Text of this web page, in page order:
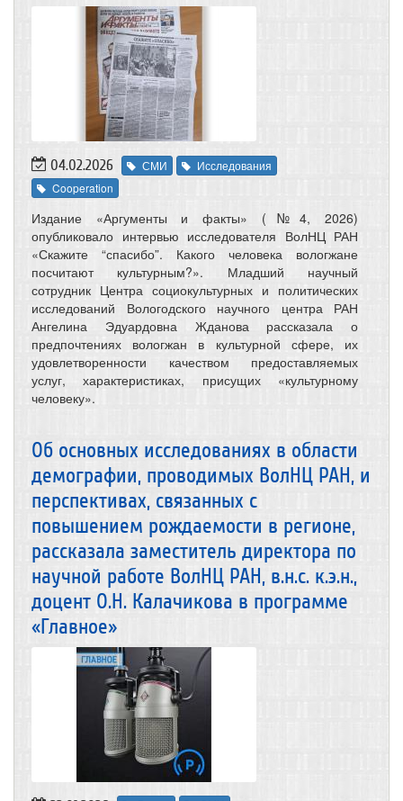
04.02.2026 СМИ
Исследования
Cooperation
Издание «Аргументы и факты» (№4, 2026)
опубликовало интервью исследователя ВолНЦ РАН
«Скажите “спасибо”. Какого человека вологжане
посчитают культурным?». Младший научный
сотрудник Центра социокультурных и политических
исследований Вологодского научного центра РАН
Ангелина Эдуардовна Жданова рассказала о
предпочтениях вологжан в культурной сфере, их
удовлетворенности качеством предоставляемых
услуг, характеристиках, присущих «культурному
человеку».
Об основных исследованиях в области
демографии, проводимых ВолНЦ РАН, и
перспективах, связанных с
повышением рождаемости в регионе,
рассказала заместитель директора по
научной работе ВолНЦ РАН, в.н.с. к.э.н.,
доцент О.Н. Калачикова в программе
«Главное»